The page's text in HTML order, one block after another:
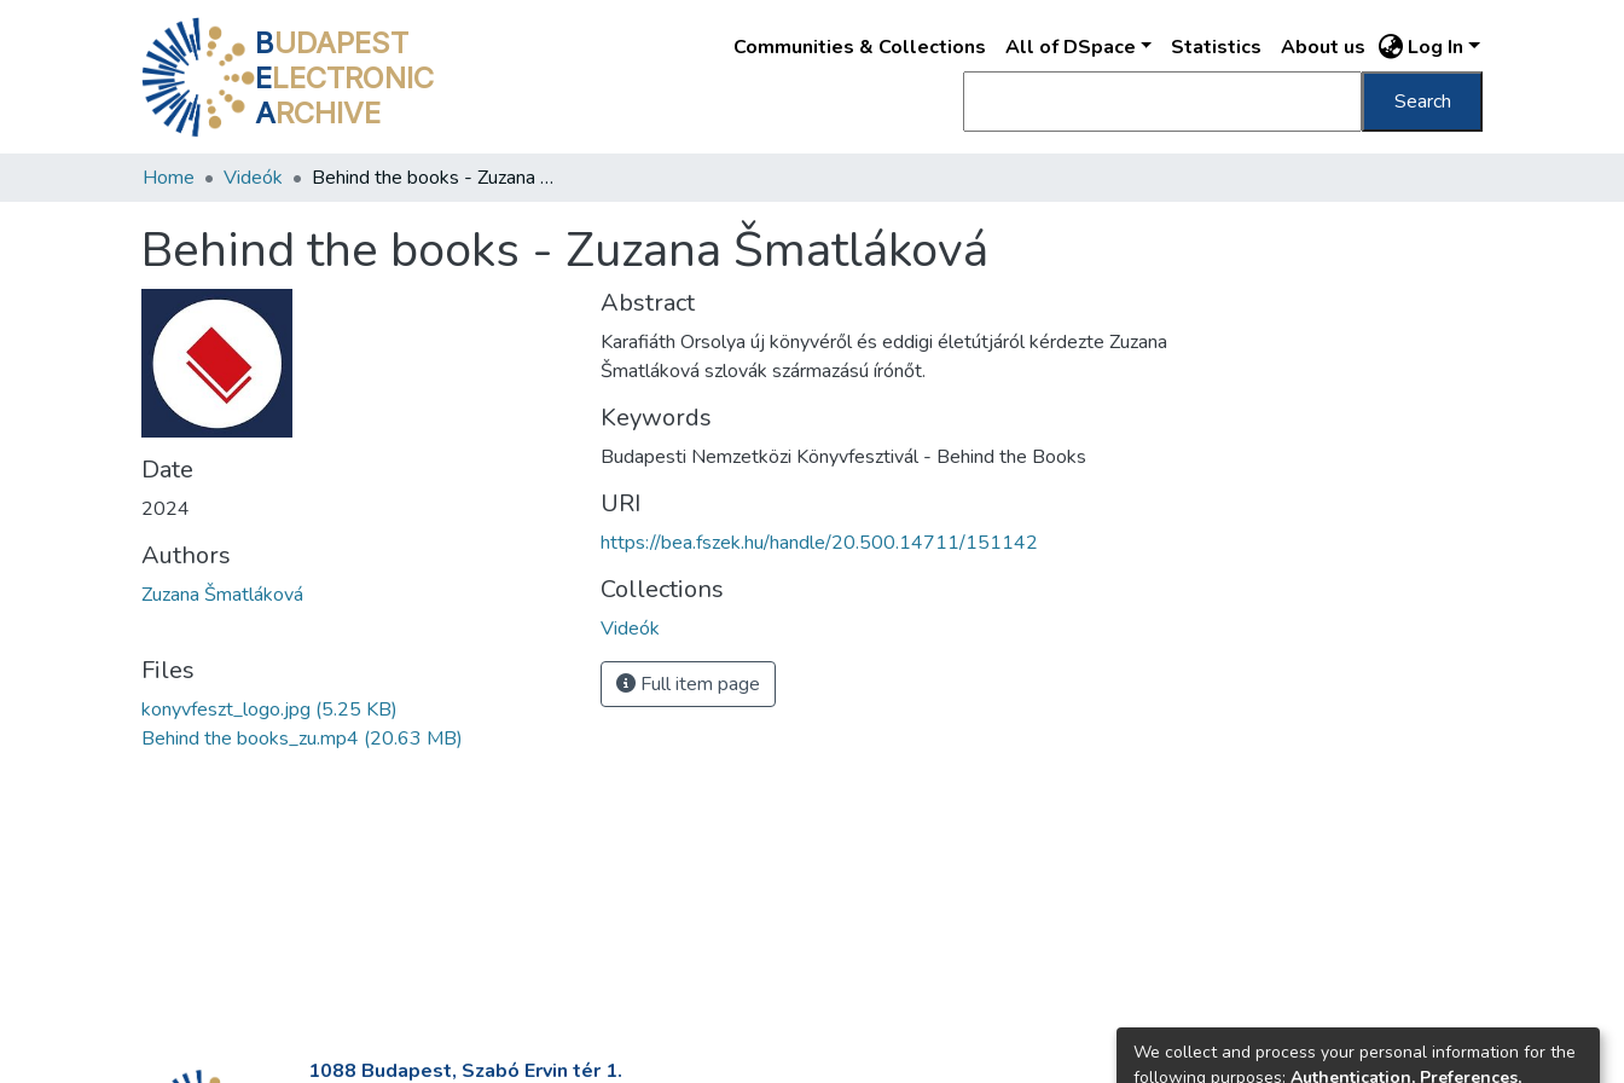
BUDAPEST
ELECTRONIC
ARCHIVE
Communities & Collections All of DSpace Statistics About us Log In
Search
Home Videók Behind the books - Zuzana Šmatláková
Behind the books - Zuzana Šmatláková
Date
2024
Authors
Zuzana Šmatláková
Files
konyvfeszt_logo.jpg (5.25 KB)
Behind the books_zu.mp4 (20.63 MB)
Abstract
Karafiáth Orsolya új könyvéről és eddigi életútjáról kérdezte Zuzana
Šmatláková szlovák származású írónőt.
Keywords
Budapesti Nemzetközi Könyvfesztivál - Behind the Books
URI
https://bea.fszek.hu/handle/20.500.14711/151142
Collections
Videók
Full item page
1088 Budapest, Szabó Ervin tér 1.
We collect and process your personal information for the
following purposes: Authentication, Preferences,